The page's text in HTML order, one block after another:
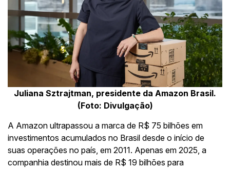
Juliana Sztrajtman, presidente da Amazon Brasil.
(Foto: Divulgação)
A Amazon ultrapassou a marca de R$ 75 bilhões em
investimentos acumulados no Brasil desde o início de
suas operações no país, em 2011. Apenas em 2025, a
companhia destinou mais de R$ 19 bilhões para